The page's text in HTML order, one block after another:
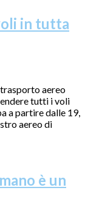
in tutta
trasporto aereo
tutti i voli
a partire dalle 19,
aereo di
è un